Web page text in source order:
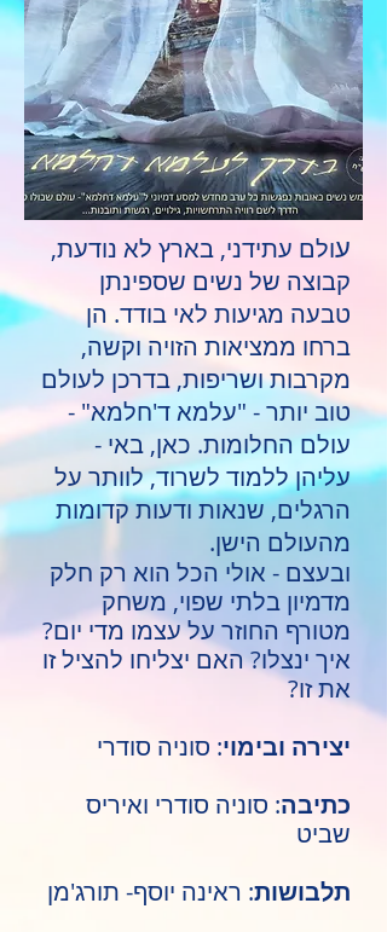
עולם עתידני, בארץ לא נודעת,
קבוצה של נשים שספינתן
טבעה מגיעות לאי בודד. הן
ברחו ממציאות הזויה וקשה,
מקרבות ושריפות, בדרכן לעולם
טוב יותר - "עלמא ד'חלמא" -
עולם החלומות. כאן, באי -
עליהן ללמוד לשרוד, לוותר על
הרגלים, שנאות ודעות קדומות
מהעולם הישן.
ובעצם - אולי הכל הוא רק חלק
מדמיון בלתי שפוי, משחק
מטורף החוזר על עצמו מדי יום?
איך ינצלו? האם יצליחו להציל זו
את זו?
יצירה ובימוי: סוניה סודרי
כתיבה: סוניה סודרי ואיריס
שביט
תלבושות: ראינה יוסף- תורג'מן